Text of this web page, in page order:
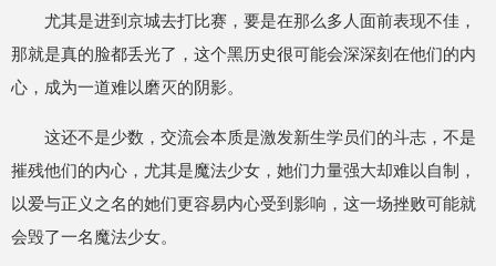
尤其是进到京城去打比赛，要是在那么多人面前表现不佳，
那就是真的脸都丢光了，这个黑历史很可能会深深刻在他们的内
心，成为一道难以磨灭的阴影。
这还不是少数，交流会本质是激发新生学员们的斗志，不是
摧残他们的内心，尤其是魔法少女，她们力量强大却难以自制，
以爱与正义之名的她们更容易内心受到影响，这一场挫败可能就
会毁了一名魔法少女。